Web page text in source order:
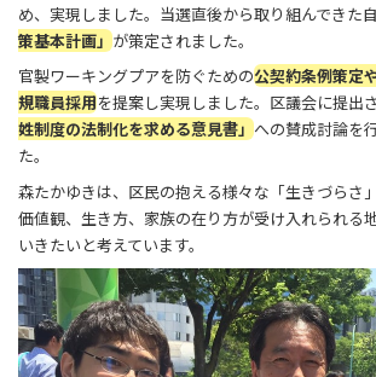
め、実現しました。当選直後から取り組んできた自
策基本計画」が策定されました。
官製ワーキングプアを防ぐための公契約条例策定
規職員採用を提案し実現しました。区議会に提出
姓制度の法制化を求める意見書」への賛成討論を
た。
森たかゆきは、区民の抱える様々な「生きづらさ
価値観、生き方、家族の在り方が受け入れられる
いきたいと考えています。